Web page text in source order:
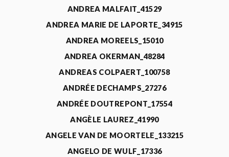
ANDREA MALFAIT_41529
ANDREA MARIE DE LAPORTE_34915
ANDREA MOREELS_15010
ANDREA OKERMAN_48284
ANDREAS COLPAERT_100758
ANDRÉE DECHAMPS_27276
ANDRÉE DOUTREPONT_17554
ANGÈLE LAUREZ_41990
ANGELE VAN DE MOORTELE_133215
ANGELO DE WULF_17336